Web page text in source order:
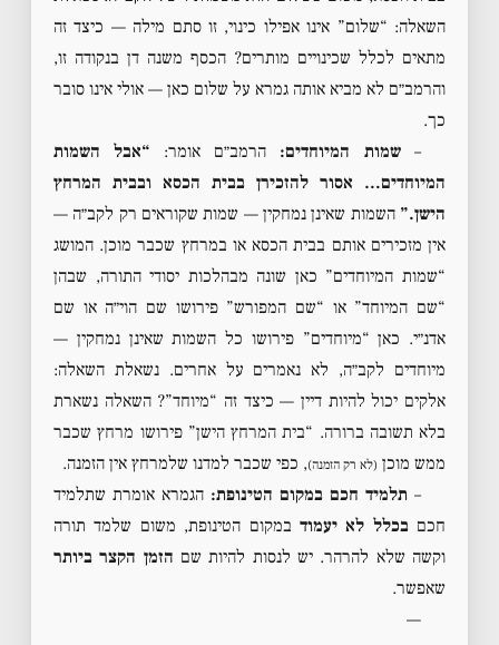
השאלה: “שלום” אינו אפילו כינוי, זו סתם מילה — כיצד זה
מתאים לכלל שכינויים מותרים? הכסף משנה דן בנקודה זו,
והרמב״ם לא מביא אותה גמרא על שלום כאן — אולי אינו סובר
כך.
–שמות המיוחדים: הרמב״ם אומר: “אבל השמות
המיוחדים… אסור להזכירן בבית הכסא ובבית המרחץ
הישן.” השמות שאינן נמחקין — שמות שקוראים רק לקב״ה —
אין מזכירים אותם בבית הכסא או במרחץ שכבר מוכן. המושג
“שמות המיוחדים” כאן שונה מבהלכות יסודי התורה, שבהן
“שם המיוחד” או “שם המפורש” פירושו שם הוי״ה או שם
אדנ״י. כאן “מיוחדים” פירושו כל השמות שאינן נמחקין —
מיוחדים לקב״ה, לא נאמרים על אחרים. נשאלת השאלה:
אלקים יכול להיות דיין — כיצד זה “מיוחד”? השאלה נשארת
בלא תשובה ברורה. “בית המרחץ הישן” פירושו מרחץ שכבר
ממש מוכן (לא רק הזמנה), כפי שכבר למדנו שלמרחץ אין הזמנה.
–תלמיד חכם במקום הטינופת: הגמרא אומרת שתלמיד
חכםבכלל לא יעמוד במקום הטינופת, משום שלמד תורה
וקשה שלא להרהר. יש לנסות להיות שם הזמן הקצר ביותר
שאפשר.
—